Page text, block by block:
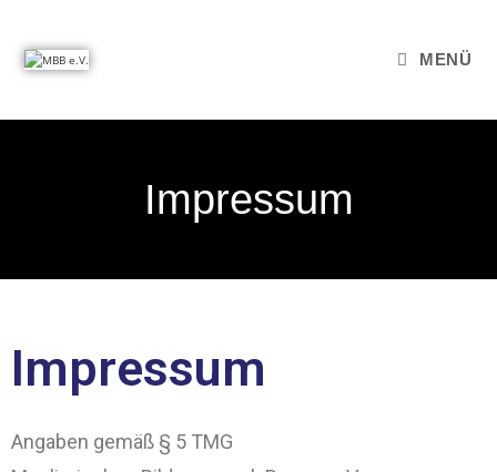
MENÜ
Impressum
Impressum
Angaben gemäß § 5 TMG